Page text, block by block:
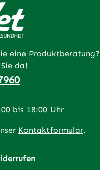
eine Produktberatung?
da!
bis 18:00 Uhr
Kontaktformular.